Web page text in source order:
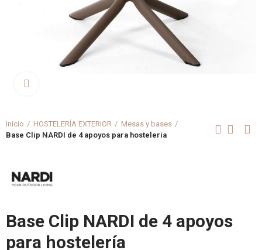
Inicio HOSTELERÍA EXTERIOR
Mesas y bases
Base Clip NARDI de 4 apoyos para hostelería
Base Clip NARDI de 4 apoyos
para hostelería